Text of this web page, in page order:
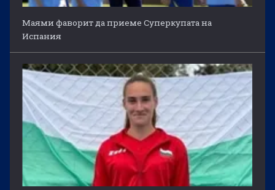
Маями фаворит да приеме Суперкупата на
Испания